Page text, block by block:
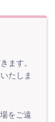
ます。
たしま
をご遠